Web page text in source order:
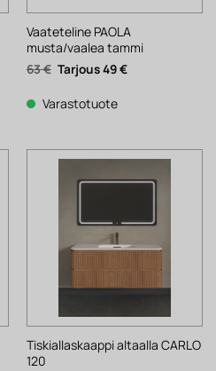
Vaateteline PAOLA
musta/vaalea tammi
63€ Alkuperäinen
hinta
63 €.
49€Nykyinen
Varastotuote
Tiskiallaskaappi altaalla CARLO
120